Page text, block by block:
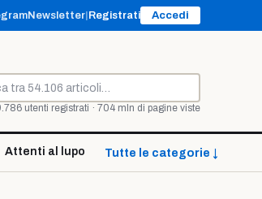
Newsletter Registrati Accedi
utenti registrati · 704 mln di pagine viste
Attenti al lupo Tutte le categorie ↓